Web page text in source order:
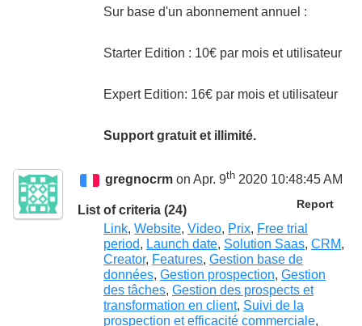
Sur base d'un abonnement annuel :
Starter Edition : 10€ par mois et utilisateur
Expert Edition: 16€ par mois et utilisateur
Support gratuit et illimité.
gregnocrm on Apr. 9th 2020 10:48:45 AM
Report
List of criteria (24)
Link, Website, Video, Prix, Free trial
period, Launch date, Solution Saas, CRM,
Creator, Features, Gestion base de
données, Gestion prospection, Gestion
des tâches, Gestion des prospects et
transformation en client, Suivi de la
prospection et efficacité commerciale,